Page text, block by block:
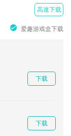
高速下载
爱趣游戏盒下载
下载
下载